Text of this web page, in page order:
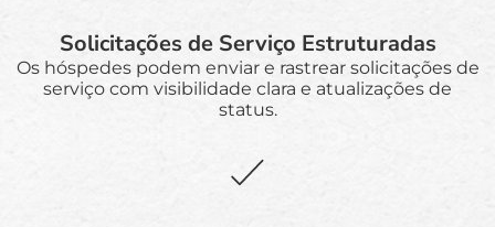
Solicitações de Serviço Estruturadas
Os hóspedes podem enviar e rastrear solicitações de
serviço com visibilidade clara e atualizações de
status.